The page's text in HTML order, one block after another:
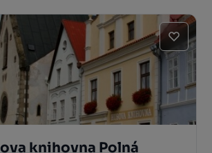
knihovna Polná